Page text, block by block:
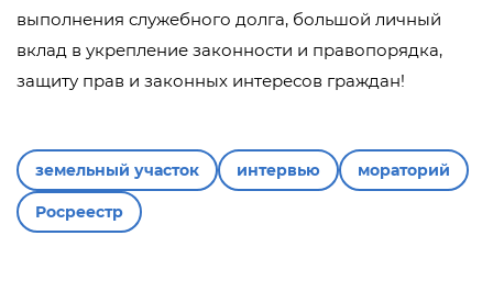
выполнения служебного долга, большой личный
вклад в укрепление законности и правопорядка,
защиту прав и законных интересов граждан!
земельный участок интервью мораторий
Росреестр